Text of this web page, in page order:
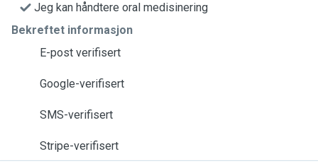
Jeg kan håndtere oral medisinering
Bekreftet informasjon
E-post verifisert
Google-verifisert
SMS-verifisert
Stripe-verifisert